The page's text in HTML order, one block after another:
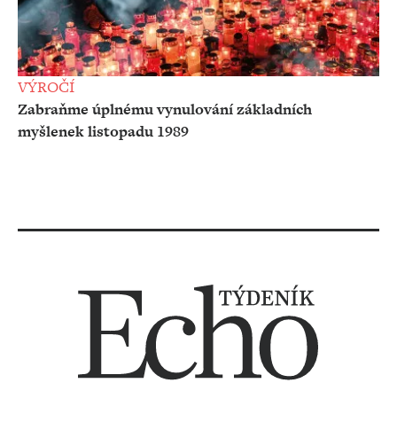
VÝROČÍ
Zabraňme úplnému vynulování základních
myšlenek listopadu 1989